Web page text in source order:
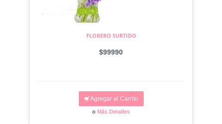
FLORERO SURTIDO
$99990
Agregar al Carrito
o Más Detalles